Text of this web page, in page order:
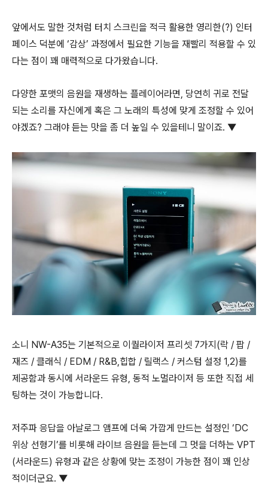
앞에서도 말한 것처럼 터치 스크린을 적극 활용한 영리한(?) 인터
페이스 덕분에 ‘감상’ 과정에서 필요한 기능을 재빨리 적용할 수 있
다는 점이 꽤 매력적으로 다가왔습니다.
다양한 포맷의 음원을 재생하는 플레이어라면, 당연히 귀로 전달
되는 소리를 자신에게 혹은 그 노래의 특성에 맞게 조정할 수 있어
야겠죠? 그래야 듣는 맛을 좀 더 높일 수 있을테니 말이죠. ▼
소니 NW-A35는 기본적으로 이퀄라이저 프리셋 7가지(락 / 팝 /
재즈 / 클래식 / EDM / R&B,힙합 / 릴랙스 / 커스텀 설정 1,2)를
제공함과 동시에 서라운드 유형, 동적 노멀라이저 등 또한 직접 세
팅하는 것이 가능합니다.
저주파 응답을 아날로그 앰프에 더욱 가깝게 만드는 설정인 ‘DC
위상 선형기’를 비롯해 라이브 음원을 듣는데 그 멋을 더하는 VPT
(서라운드) 유형과 같은 상황에 맞는 조정이 가능한 점이 꽤 인상
적이더군요. ▼